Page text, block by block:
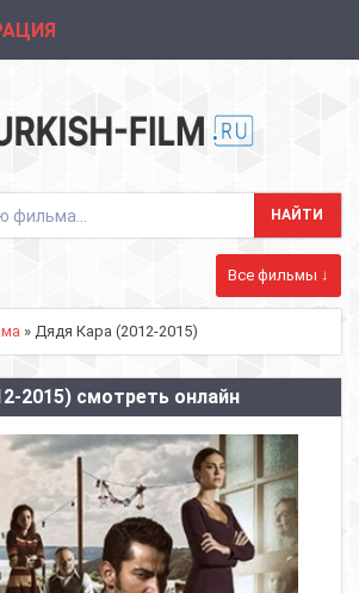
Все фильмы ↓
» Дядя Кара (2012-2015)
2015) смотреть онлайн